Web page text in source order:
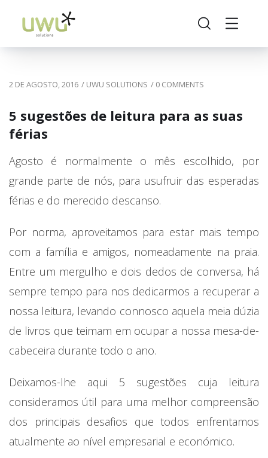
2 DE AGOSTO, 2016 / UWU SOLUTIONS / 0 COMMENTS
5 sugestões de leitura para as suas
férias
Agosto é normalmente o mês escolhido, por
grande parte de nós, para usufruir das esperadas
férias e do merecido descanso.
Por norma, aproveitamos para estar mais tempo
com a família e amigos, nomeadamente na praia.
Entre um mergulho e dois dedos de conversa, há
sempre tempo para nos dedicarmos a recuperar a
nossa leitura, levando connosco aquela meia dúzia
de livros que teimam em ocupar a nossa mesa-de-
cabeceira durante todo o ano.
Deixamos-lhe aqui 5 sugestões cuja leitura
consideramos útil para uma melhor compreensão
dos principais desafios que todos enfrentamos
atualmente ao nível empresarial e económico.